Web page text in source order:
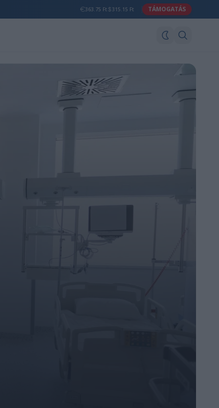
363.75 Ft 315.15 Ft TÁMOGATÁS